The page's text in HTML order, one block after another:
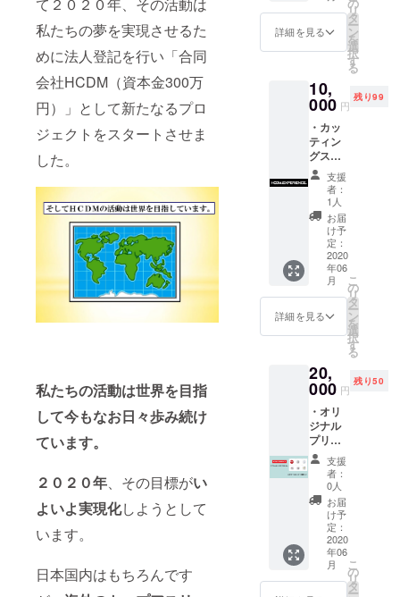
私たちの夢を実現させるた
めに法人登記を行い「合同
会社HCDM（資本金300万
円）」として新たなるプロ
ジェクトをスタートさせま
した。
私たちの活動は世界を目指
して今もなお日々歩み続け
ています。
２０２０年、その目標がい
よいよ実現化しようとして
います。
日本国内はもちろんです
と並行して
継続的に
行ってきた
ア支援活動
そのもので
あり、コロ
ナ禍に先の
見えない情
勢から一度
はその活動
の継続を諦
めざるを得
ない状況に
直面した時
の趣味とし
皆の希望と
目標を持っ
て生きてき
た形として
これからの
世代の人達
や情報を必
要としてい
る人達のた
めにも自ら
の過去を振
り返って想
協力を
お願い
いたし
ま
一口
5,000円
から何
口でも
OKで
す。熱
き思い
を込め
たお礼
のメー
ルを送
らせて
いただ
きま
す！！
詳細を見る
リ
タ
ー
ン
を
選
択
す
る
10,
000 円
残り99
・カッ
ティン
グス
テッ
カー
（１
枚）サ
イズ 横
19㎝ ×
縦1.4㎝
「ホワ
イト文
字」 こ
のプロ
ジェク
トに共
同・応
援して
いただ
ける方
は、ご
支援ご
協力を
お願い
いたし
ま
す！！
熱き思
いを込
めたお
礼の
メール
支援
者：
1人
お届
け予
定：
2020
年06
月
詳細を見る
こ
の
リ
タ
ー
ン
を
選
択
す
る
20,
000 円
残り50
・オリ
ジナル
プリン
トス
テッ
カー
（１
枚）
ボック
スロゴ
（赤）
サイズ
横17㎝
支援
者：
0人
お届
け予
定：
2020
年06
月
こ
の
リ
タ
ー